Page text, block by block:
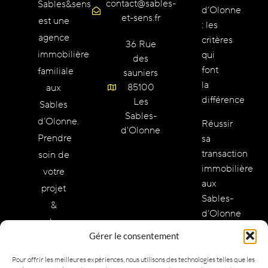
Gérer le consentement
Pour offrir les meilleures expériences, nous utilisons des technologies telles que les
Sables&sens
est une
agence
immobilière
familiale
aux
Sables
d’Olonne.
Prendre
soin de
votre
projet
&
redonner
valeurs
contact@sables-
et-sens.fr
36 Rue
des
sauniers
85100
Les
Sables-
d'Olonne
d’Olonne
: les
critères
qui
font
la
différence
Réussir
sa
transaction
immobilière
aux
Sables-
d’Olonne
et